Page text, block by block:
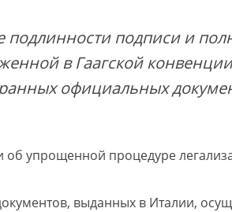
подписи и
в Гаагской
официальных
упрощенной процедуре
выданных в Италии,